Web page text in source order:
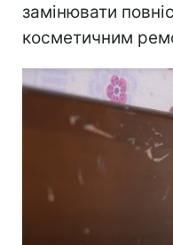
замінювати
косметичним